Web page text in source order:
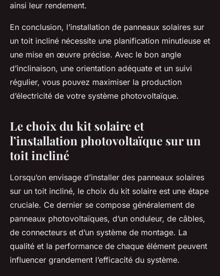
ainsi leur rendement.
En conclusion, l’installation de panneaux solaires sur
un toit incliné nécessite une planification minutieuse et
une mise en œuvre précise. Avec le bon angle
d’inclinaison, une orientation adéquate et un suivi
régulier, vous pouvez maximiser la production
d’électricité de votre système photovoltaïque.
Le choix du kit solaire et
l’installation photovoltaïque sur un
toit incliné
Lorsqu’on envisage d’installer des panneaux solaires
sur un toit incliné, le choix du kit solaire est une étape
cruciale. Ce dernier se compose généralement de
panneaux photovoltaïques, d’un onduleur, de câbles,
de connecteurs et d’un système de montage. La
qualité et la performance de chaque élément peuvent
influencer grandement l’efficacité du système.